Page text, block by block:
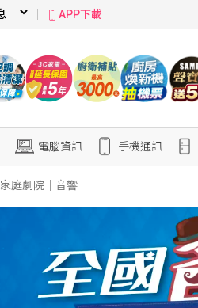
APP下載
電腦資訊 手機通訊
家庭劇院｜音響